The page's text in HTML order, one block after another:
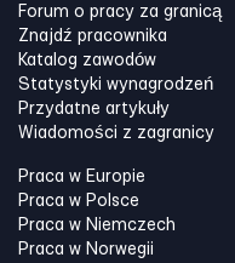
Forum o pracy za granicą
Znajdź pracownika
Katalog zawodów
Statystyki wynagrodzeń
Przydatne artykuły
Wiadomości z zagranicy
Praca w Europie
Praca w Polsce
Praca w Niemczech
Praca w Norwegii